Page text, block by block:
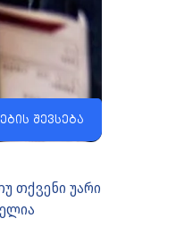
შევსება
თქვენი უარი